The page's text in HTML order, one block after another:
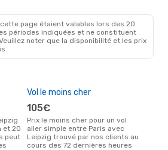
page étaient valables lors des 20
périodes indiquées et ne constituent
noter que la disponibilité et les prix
et 20
peut
Vol le moins cher
105€
Prix le moins cher pour un vol
aller simple entre Paris avec
Leipzig trouvé par nos clients au
cours des 72 dernières heures